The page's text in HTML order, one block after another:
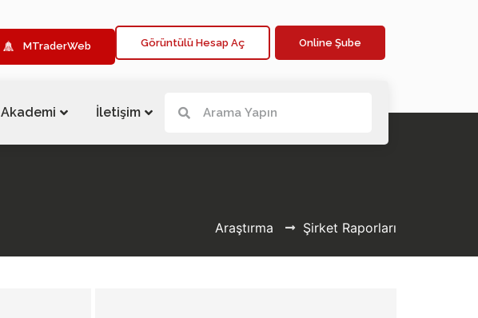
MTraderWeb Görüntülü Hesap Aç Online Şube
Akademi İletişim
Araştırma Şirket Raporları